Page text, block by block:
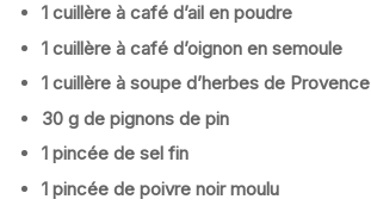
1 cuillère à café d’ail en poudre
1 cuillère à café d’oignon en semoule
1 cuillère à soupe d’herbes de Provence
30 g de pignons de pin
1 pincée de sel fin
1 pincée de poivre noir moulu